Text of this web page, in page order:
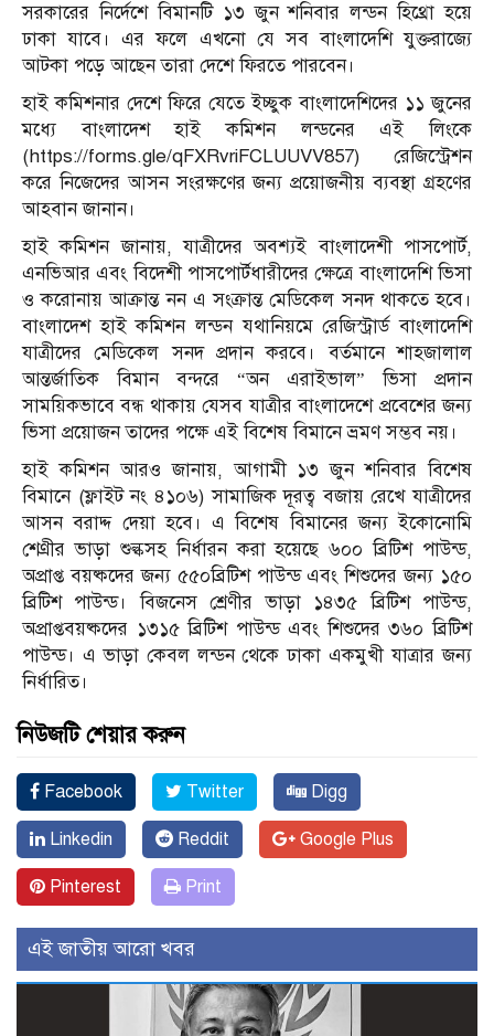
সরকারের নির্দেশে বিমানটি ১৩ জুন শনিবার লন্ডন হিথ্রো হয়ে
ঢাকা যাবে। এর ফলে এখনো যে সব বাংলাদেশি যুক্তরাজ্যে
আটকা পড়ে আছেন তারা দেশে ফিরতে পারবেন।
হাই কমিশনার দেশে ফিরে যেতে ইচ্ছুক বাংলাদেশিদের ১১ জুনের
মধ্যে বাংলাদেশ হাই কমিশন লন্ডনের এই লিংকে
(https://forms.gle/qFXRvriFCLUUVV857) রেজিস্ট্রেশন
করে নিজেদের আসন সংরক্ষণের জন্য প্রয়োজনীয় ব্যবস্থা গ্রহণের
আহবান জানান।
হাই কমিশন জানায়, যাত্রীদের অবশ্যই বাংলাদেশী পাসপোর্ট,
এনভিআর এবং বিদেশী পাসপোর্টধারীদের ক্ষেত্রে বাংলাদেশি ভিসা
ও করোনায় আক্রান্ত নন এ সংক্রান্ত মেডিকেল সনদ থাকতে হবে।
বাংলাদেশ হাই কমিশন লন্ডন যথানিয়মে রেজিস্ট্রার্ড বাংলাদেশি
যাত্রীদের মেডিকেল সনদ প্রদান করবে। বর্তমানে শাহজালাল
আন্তর্জাতিক বিমান বন্দরে “অন এরাইভাল” ভিসা প্রদান
সাময়িকভাবে বন্ধ থাকায় যেসব যাত্রীর বাংলাদেশে প্রবেশের জন্য
ভিসা প্রয়োজন তাদের পক্ষে এই বিশেষ বিমানে ভ্রমণ সম্ভব নয়।
হাই কমিশন আরও জানায়, আগামী ১৩ জুন শনিবার বিশেষ
বিমানে (ফ্লাইট নং ৪১০৬) সামাজিক দূরত্ব বজায় রেখে যাত্রীদের
আসন বরাদ্দ দেয়া হবে। এ বিশেষ বিমানের জন্য ইকোনোমি
শেণ্রীর ভাড়া শুল্কসহ নির্ধারন করা হয়েছে ৬০০ ব্রিটিশ পাউন্ড,
অপ্রাপ্ত বয়ষ্কদের জন্য ৫৫০ব্রিটিশ পাউন্ড এবং শিশুদের জন্য ১৫০
ব্রিটিশ পাউন্ড। বিজনেস শ্রেণীর ভাড়া ১৪৩৫ ব্রিটিশ পাউন্ড,
অপ্রাপ্তবয়ষ্কদের ১৩১৫ ব্রিটিশ পাউন্ড এবং শিশুদের ৩৬০ ব্রিটিশ
পাউন্ড। এ ভাড়া কেবল লন্ডন থেকে ঢাকা একমুখী যাত্রার জন্য
নির্ধারিত।
নিউজটি শেয়ার করুন
Facebook Twitter Digg
Linkedin Reddit Google Plus
Pinterest Print
এই জাতীয় আরো খবর